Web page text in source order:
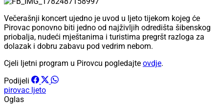
Večerašnji koncert ujedno je uvod u ljeto tijekom kojeg će
Pirovac ponovno biti jedno od najživljih odredišta šibenskog
priobalja, nudeći mještanima i turistima pregršt razloga za
dolazak i dobru zabavu pod vedrim nebom.
Cjeli ljetni program u Pirovcu pogledajte ovdje.
Podijeli
pirovac ljeto
Oglas